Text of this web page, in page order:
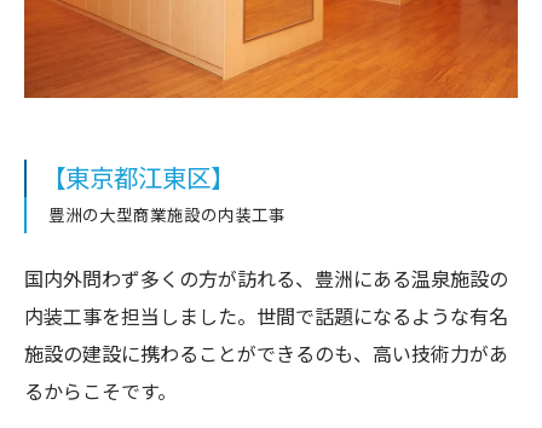
【東京都江東区】
豊洲の大型商業施設の内装工事
国内外問わず多くの方が訪れる、豊洲にある温泉施設の
内装工事を担当しました。世間で話題になるような有名
施設の建設に携わることができるのも、高い技術力があ
るからこそです。